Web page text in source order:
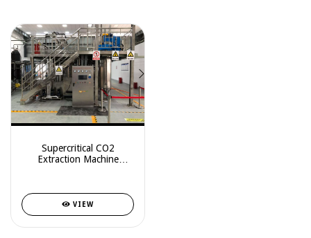
Supercritical CO2
Extraction Machine
VIEW